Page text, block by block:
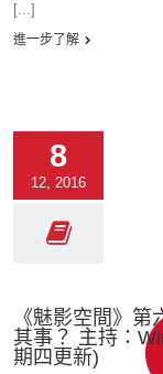
[...]
進一步了解
8
12, 2016
《魅影空間》
其事？ 主持：
期四更新)